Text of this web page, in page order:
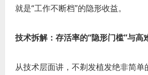
就是“工作不断档”的隐形收益。
技术拆解：存活率的“隐形门槛”与高
从技术层面讲，不剃发植发绝非简单